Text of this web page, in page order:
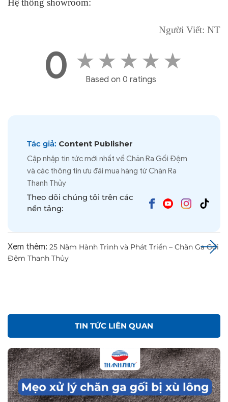
Hệ thống showroom:
Người Viết: NT
0 ★ ★ ★ ★ ★
Based on 0 ratings
Tác giả: Content Publisher
Cập nhập tin tức mới nhất về Chăn Ra Gối Đệm
và các thông tin ưu đãi mua hàng từ Chăn Ra
Thanh Thủy
Theo dõi chúng tôi trên các
nền tảng:
Xem thêm: 25 Năm Hành Trình và Phát Triển – Chăn Ga Gối
Đệm Thanh Thủy
TIN TỨC LIÊN QUAN